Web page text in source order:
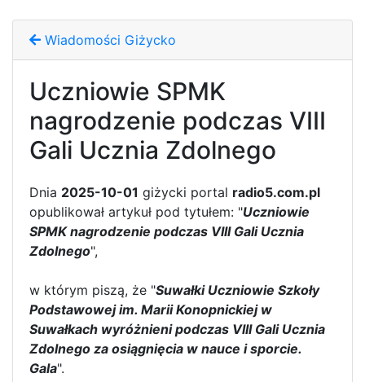
Wiadomości Giżycko
Uczniowie SPMK
nagrodzenie podczas VIII
Gali Ucznia Zdolnego
Dnia 2025-10-01 giżycki portal radio5.com.pl
opublikował artykuł pod tytułem: "Uczniowie
SPMK nagrodzenie podczas VIII Gali Ucznia
Zdolnego",
w którym piszą, że "Suwałki Uczniowie Szkoły
Podstawowej im. Marii Konopnickiej w
Suwałkach wyróżnieni podczas VIII Gali Ucznia
Zdolnego za osiągnięcia w nauce i sporcie.
Gala".